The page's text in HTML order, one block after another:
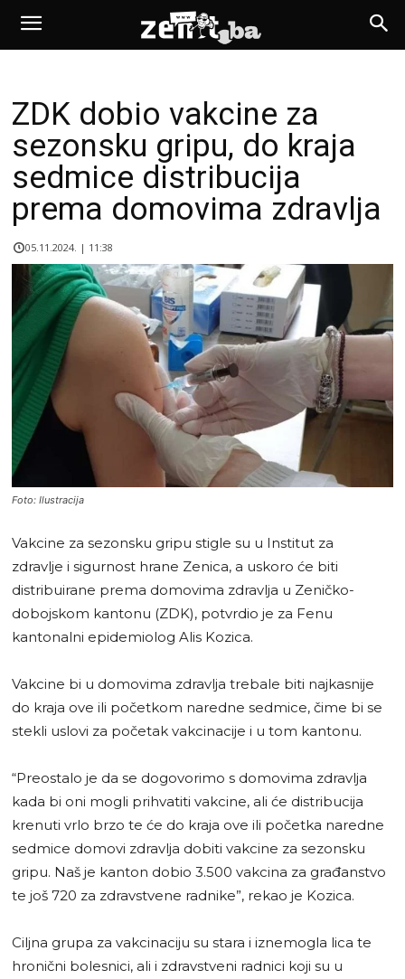
ZDK dobio vakcine za
sezonsku gripu, do kraja
sedmice distribucija
prema domovima zdravlja
05.11.2024. | 11:38
Foto: Ilustracija
Vakcine za sezonsku gripu stigle su u Institut za
zdravlje i sigurnost hrane Zenica, a uskoro će biti
distribuirane prema domovima zdravlja u Zeničko-
dobojskom kantonu (ZDK), potvrdio je za Fenu
kantonalni epidemiolog Alis Kozica.
Vakcine bi u domovima zdravlja trebale biti najkasnije
do kraja ove ili početkom naredne sedmice, čime bi se
stekli uslovi za početak vakcinacije i u tom kantonu.
“Preostalo je da se dogovorimo s domovima zdravlja
kada bi oni mogli prihvatiti vakcine, ali će distribucija
krenuti vrlo brzo te će do kraja ove ili početka naredne
sedmice domovi zdravlja dobiti vakcine za sezonsku
gripu. Naš je kanton dobio 3.500 vakcina za građanstvo
te još 720 za zdravstvene radnike”, rekao je Kozica.
Ciljna grupa za vakcinaciju su stara i iznemogla lica te
hronični bolesnici, ali i zdravstveni radnici koji su u